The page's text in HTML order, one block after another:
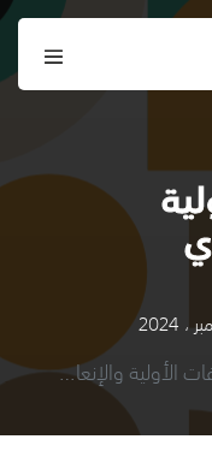
والإنعاش القلبي الرئوي